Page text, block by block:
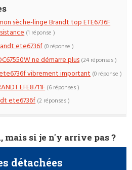
sèche-linge Brandt top ETE6736F
(1 réponse )
ete6736f (0 réponse )
ne démarre plus (24 réponses )
vibrement important (0 réponse )
EFE8711F (6 réponses )
ete6736f (2 réponses )
mais si je n'y arrive pas ?
détachées